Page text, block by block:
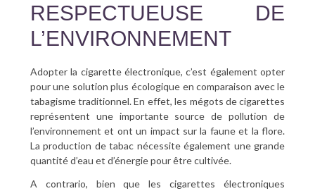
RESPECTUEUSE DE
L’ENVIRONNEMENT
Adopter la cigarette électronique, c’est également opter
pour une solution plus écologique en comparaison avec le
tabagisme traditionnel. En effet, les mégots de cigarettes
représentent une importante source de pollution de
l’environnement et ont un impact sur la faune et la flore.
La production de tabac nécessite également une grande
quantité d’eau et d’énergie pour être cultivée.
A contrario, bien que les cigarettes électroniques